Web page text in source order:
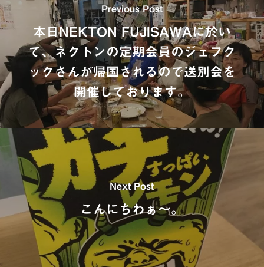
Previous Post
本日NEKTON FUJISAWAに於い
て、ネクトンの定期会員のジェフク
ックさんが帰国されるので送別会を
開催しております。
Next Post
こんにちわぁ〜。